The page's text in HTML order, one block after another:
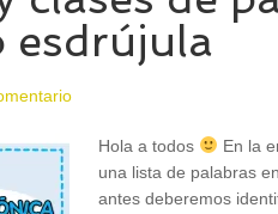
esdrújula
Hola a todos
En la
una lista de palabras
antes deberemos